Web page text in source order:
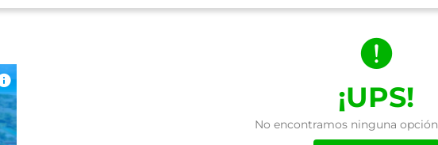
¡UPS!
No encontramos ninguna